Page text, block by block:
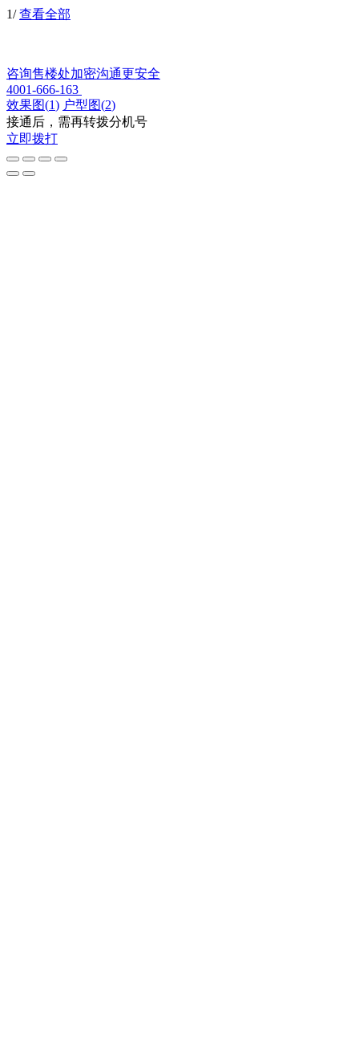
1/ 查看全部
咨询售楼处加密沟通更安全
4001-666-163
效果图(1) 户型图(2)
接通后，需再转拨分机号
立即拨打